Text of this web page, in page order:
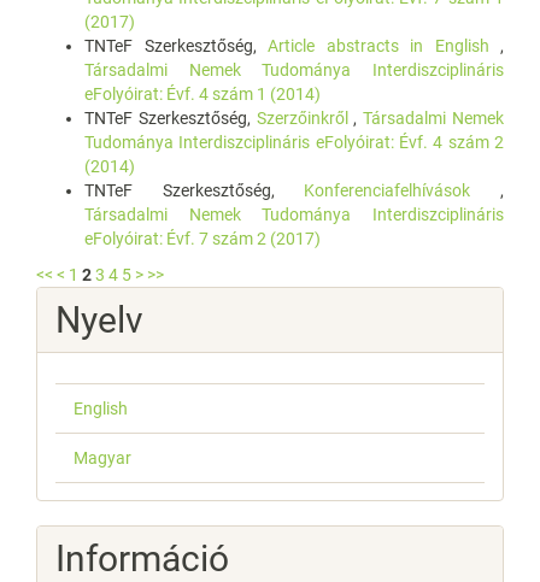
(2017)
TNTeF Szerkesztőség, Article abstracts in English ,
Társadalmi Nemek Tudománya Interdiszciplináris
eFolyóirat: Évf. 4 szám 1 (2014)
TNTeF Szerkesztőség, Szerzőinkről ,Társadalmi Nemek
Tudománya Interdiszciplináris eFolyóirat: Évf. 4 szám 2
(2014)
TNTeF Szerkesztőség, Konferenciafelhívások ,
Társadalmi Nemek Tudománya Interdiszciplináris
eFolyóirat: Évf. 7 szám 2 (2017)
<< < 1 23 4 5 > >>
Nyelv
English
Magyar
Információ